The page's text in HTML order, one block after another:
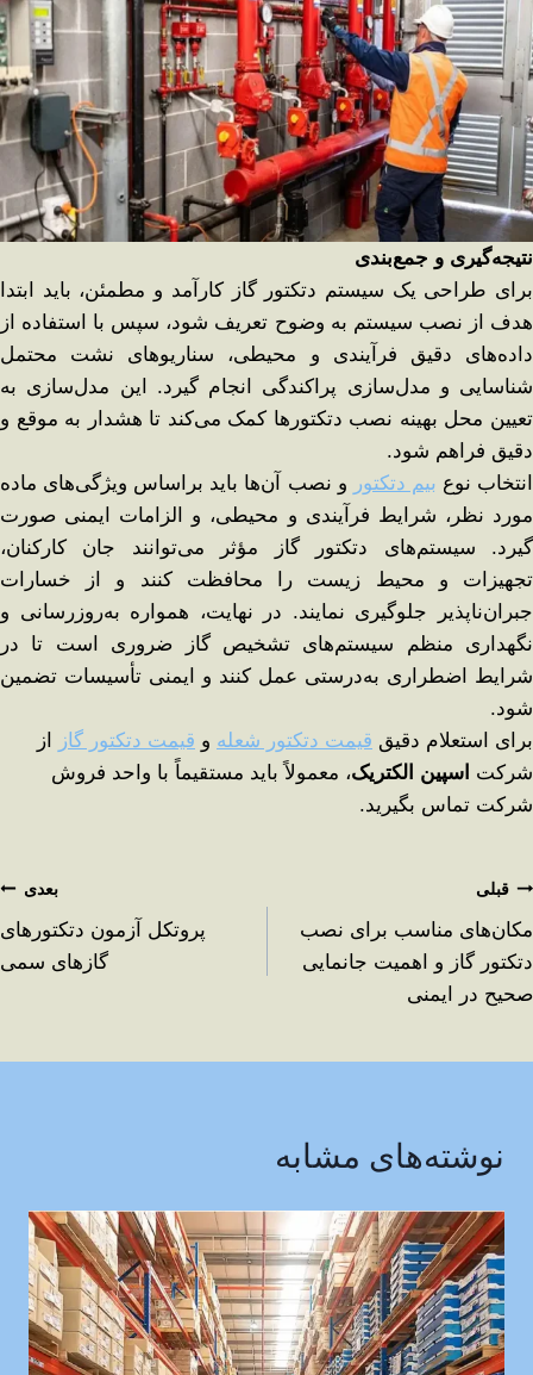
نتیجه‌گیری و جمع‌بندی
برای طراحی یک سیستم دتکتور گاز کارآمد و مطمئن، باید ابتدا
هدف از نصب سیستم به وضوح تعریف شود، سپس با استفاده از
داده‌های دقیق فرآیندی و محیطی، سناریوهای نشت محتمل
شناسایی و مدل‌سازی پراکندگی انجام گیرد. این مدل‌سازی به
تعیین محل بهینه نصب دتکتورها کمک می‌کند تا هشدار به موقع و
دقیق فراهم شود.
انتخاب نوع بیم دتکتور و نصب آن‌ها باید براساس ویژگی‌های ماده
مورد نظر، شرایط فرآیندی و محیطی، و الزامات ایمنی صورت
گیرد. سیستم‌های دتکتور گاز مؤثر می‌توانند جان کارکنان،
تجهیزات و محیط زیست را محافظت کنند و از خسارات
جبران‌ناپذیر جلوگیری نمایند. در نهایت، همواره به‌روزرسانی و
نگهداری منظم سیستم‌های تشخیص گاز ضروری است تا در
شرایط اضطراری به‌درستی عمل کنند و ایمنی تأسیسات تضمین
شود.
برای استعلام دقیق قیمت دتکتور شعله و قیمت دتکتور گاز
از
شرکت اسپین الکتریک، معمولاً باید مستقیماً با واحد فروش
شرکت تماس بگیرید.
قبلی
مکان‌های مناسب برای نصب
دتکتور گاز و اهمیت جانمایی
صحیح در ایمنی
بعدی
پروتکل آزمون دتکتورهای
گازهای سمی
نوشته‌های مشابه